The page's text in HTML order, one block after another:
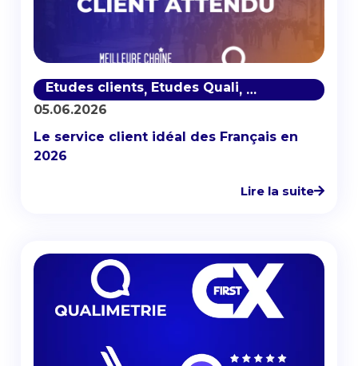
Etudes clients, Etudes Quali,
Satisfaction
05.06.2026
Le service client idéal des Français en
2026
Lire la suite